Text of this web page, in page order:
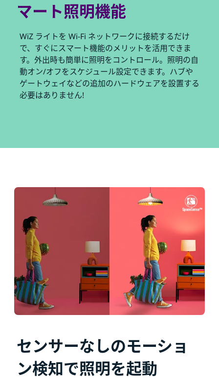
マート照明機能
WiZ ライトを Wi-Fi ネットワークに接続するだけ
で、すぐにスマート機能のメリットを活用できま
す。外出時も簡単に照明をコントロール。照明の自
動オン/オフをスケジュール設定できます。ハブや
ゲートウェイなどの追加のハードウェアを設置する
必要はありません!
センサーなしのモーショ
ン検知で照明を起動